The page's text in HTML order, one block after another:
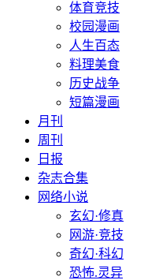
体育竞技
校园漫画
人生百态
料理美食
历史战争
短篇漫画
月刊
周刊
日报
杂志合集
网络小说
玄幻·修真
网游·竞技
奇幻·科幻
恐怖.灵异